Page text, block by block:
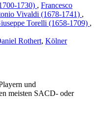
1730) , Francesco
Vivaldi (1678-1741) ,
Torelli (1658-1709) ,
Rothert, Kölner
und
meisten SACD- oder